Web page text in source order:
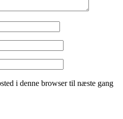
i denne browser til næste gang